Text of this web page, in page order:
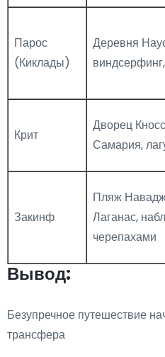
Парос
(Киклады)
Деревня
Крит
Дворец
Самария,
Закинф
Пляж
Лаганас,
черепахами
Вывод:
Безупречное путешествие
трансфера